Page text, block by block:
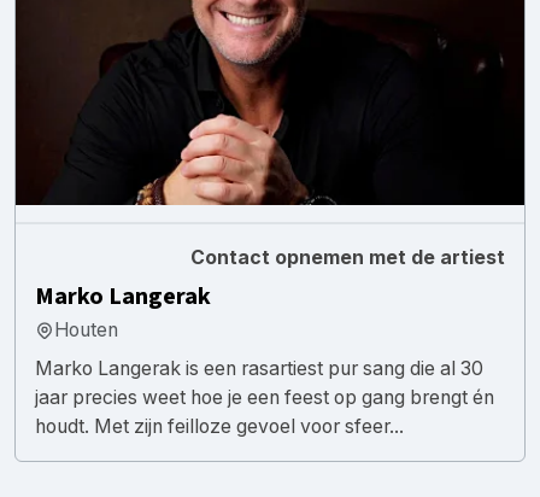
Contact opnemen met de artiest
Marko Langerak
Houten
Marko Langerak is een rasartiest pur sang die al 30
jaar precies weet hoe je een feest op gang brengt én
houdt. Met zijn feilloze gevoel voor sfeer...